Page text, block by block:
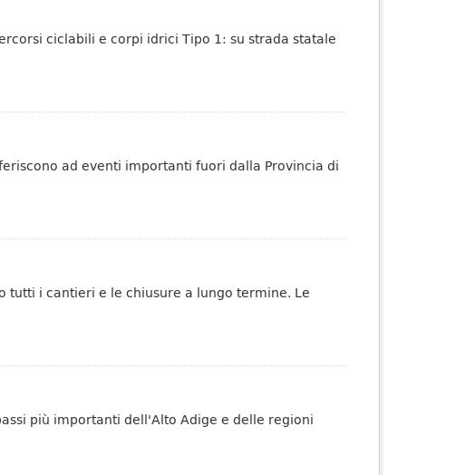
ciclabili e corpi idrici Tipo 1: su strada statale
ad eventi importanti fuori dalla Provincia di
i cantieri e le chiusure a lungo termine. Le
più importanti dell'Alto Adige e delle regioni